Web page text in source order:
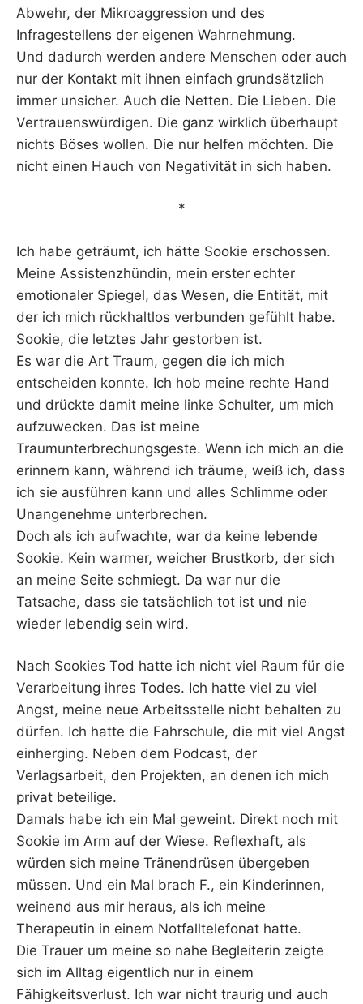
Abwehr, der Mikroaggression und des
Infragestellens der eigenen Wahrnehmung.
Und dadurch werden andere Menschen oder auch
nur der Kontakt mit ihnen einfach grundsätzlich
immer unsicher. Auch die Netten. Die Lieben. Die
Vertrauenswürdigen. Die ganz wirklich überhaupt
nichts Böses wollen. Die nur helfen möchten. Die
nicht einen Hauch von Negativität in sich haben.
*
Ich habe geträumt, ich hätte Sookie erschossen.
Meine Assistenzhündin, mein erster echter
emotionaler Spiegel, das Wesen, die Entität, mit
der ich mich rückhaltlos verbunden gefühlt habe.
Sookie, die letztes Jahr gestorben ist.
Es war die Art Traum, gegen die ich mich
entscheiden konnte. Ich hob meine rechte Hand
und drückte damit meine linke Schulter, um mich
aufzuwecken. Das ist meine
Traumunterbrechungsgeste. Wenn ich mich an die
erinnern kann, während ich träume, weiß ich, dass
ich sie ausführen kann und alles Schlimme oder
Unangenehme unterbrechen.
Doch als ich aufwachte, war da keine lebende
Sookie. Kein warmer, weicher Brustkorb, der sich
an meine Seite schmiegt. Da war nur die
Tatsache, dass sie tatsächlich tot ist und nie
wieder lebendig sein wird.
Nach Sookies Tod hatte ich nicht viel Raum für die
Verarbeitung ihres Todes. Ich hatte viel zu viel
Angst, meine neue Arbeitsstelle nicht behalten zu
dürfen. Ich hatte die Fahrschule, die mit viel Angst
einherging. Neben dem Podcast, der
Verlagsarbeit, den Projekten, an denen ich mich
privat beteilige.
Damals habe ich ein Mal geweint. Direkt noch mit
Sookie im Arm auf der Wiese. Reflexhaft, als
würden sich meine Tränendrüsen übergeben
müssen. Und ein Mal brach F., ein Kinderinnen,
weinend aus mir heraus, als ich meine
Therapeutin in einem Notfalltelefonat hatte.
Die Trauer um meine so nahe Begleiterin zeigte
sich im Alltag eigentlich nur in einem
Fähigkeitsverlust. Ich war nicht traurig und auch